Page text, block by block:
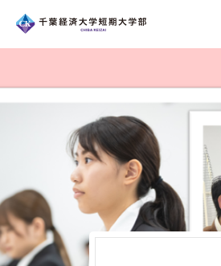
学校情報
ビジネスライフ学科
こども学科